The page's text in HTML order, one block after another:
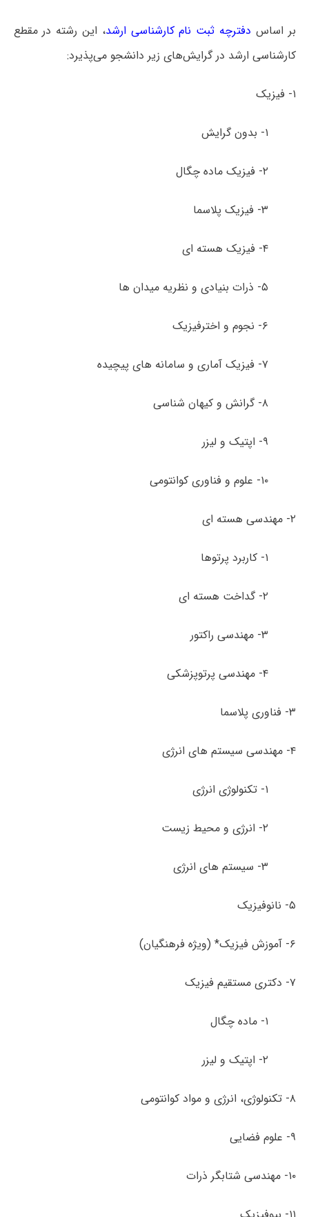
بر اساس دفترچه ثبت نام کارشناسی ارشد، این رشته در مقطع
کارشناسی ارشد در گرایش‌های زیر دانشجو می‌پذیرد:
۱- فیزیک
۱- بدون گرایش
۲- فیزیک ماده چگال
۳- فیزیک پلاسما
۴- فیزیک هسته ­ای
۵- ذرات بنیادی و نظریه میدان ­ها
۶- نجوم و اخترفیزیک
۷- فیزیک آماری و سامانه های پیچیده
۸- گرانش و کیهان شناسی
۹- اپتیک و لیزر
۱۰- علوم و فناوری کوانتومی
۲- مهندسی هسته ای
۱- کاربرد پرتوها
۲- گداخت هسته ای
۳- مهندسی راکتور
۴- مهندسی پرتوپزشکی
۳- فناوری پلاسما
۴- مهندسی سیستم های انرژی
۱- تکنولوژی انرژی
۲- انرژی و محیط زیست
۳- سیستم های انرژی
۵- نانوفیزیک
۶- آموزش فیزیک* (ویژه فرهنگیان)
۷- دکتری مستقیم فیزیک
۱- ماده چگال
۲- اپتیک و لیزر
۸- تکنولوژی، انرژی و مواد کوانتومی
۹- علوم فضایی
۱۰- مهندسی شتابگر ذرات